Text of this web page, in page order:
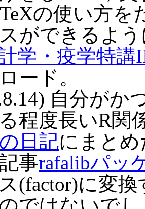
の使い方
ができるよ
学・疫学特
ード。
自分がか
程度長いR関
日記にまと
事rafalibパッ
(factor)に変